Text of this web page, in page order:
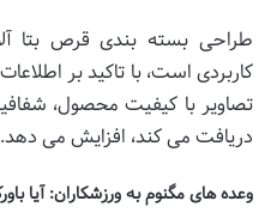
طراحی بسته بندی قرص بتا
کاربردی است، با تاکید بر
تصاویر با کیفیت محصول،
دریافت می کند، افزایش می دهد.
وعده های مگنوم به ورزشکاران: آیا